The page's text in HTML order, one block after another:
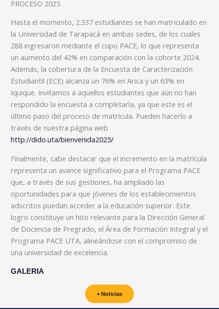
PROCESO 2025
Hasta el momento, 2.337 estudiantes se han matriculado en
la Universidad de Tarapacá en ambas sedes, de los cuales
288 ingresaron mediante el cupo PACE, lo que representa
un aumento del 42% en comparación con la cohorte 2024.
Además, la cobertura de la Encuesta de Caracterización
Estudiantil (ECE) alcanza un 76% en Arica y un 63% en
Iquique. Invitamos a aquellos estudiantes que aún no han
respondido la encuesta a completarla, ya que este es el
último paso del proceso de matrícula. Pueden hacerlo a
través de nuestra página web
http://dido.uta/bienvenida2025/
Finalmente, cabe destacar que el incremento en la matrícula
representa un avance significativo para el Programa PACE
que, a través de sus gestiones, ha ampliado las
oportunidades para que jóvenes de los establecimientos
adscritos puedan acceder a la educación superior. Este
logro constituye un hito relevante para la Dirección General
de Docencia de Pregrado, el Área de Formación Integral y el
Programa PACE UTA, alineándose con el compromiso de
una universidad de excelencia.
GALERIA
+ Noticias